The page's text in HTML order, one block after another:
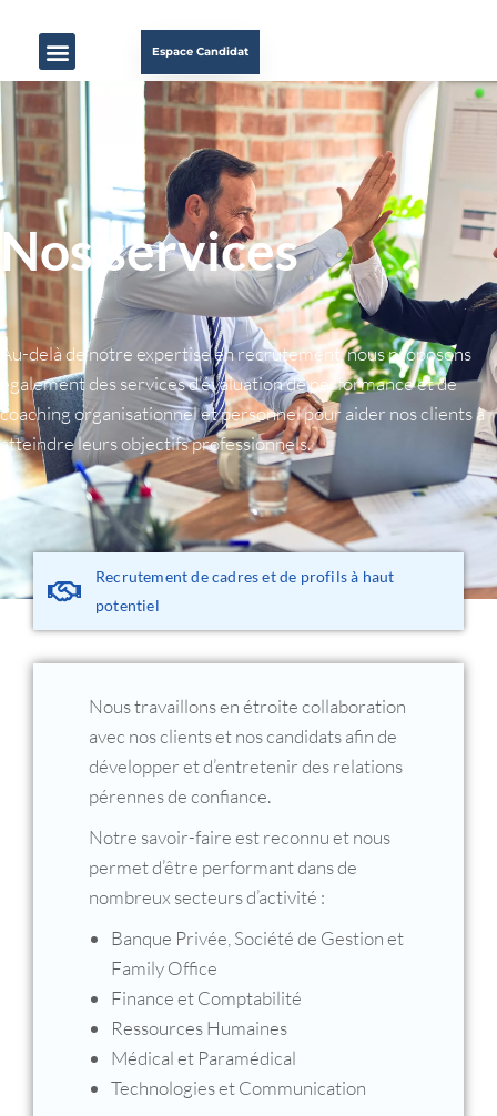
Espace Candidat
Nos services​
Au-delà de notre expertise en recrutement, nous proposons
également des services d’évaluation de performance et de
coaching organisationnel et personnel pour aider nos clients à
atteindre leurs objectifs professionnels.
Recrutement de cadres et de profils à haut
potentiel
Nous travaillons en étroite collaboration
avec nos clients et nos candidats afin de
développer et d’entretenir des relations
pérennes de confiance.
Notre savoir-faire est reconnu et nous
permet d’être performant dans de
nombreux secteurs d’activité :
Banque Privée, Société de Gestion et
Family Office
Finance et Comptabilité
Ressources Humaines
Médical et Paramédical
Technologies et Communication